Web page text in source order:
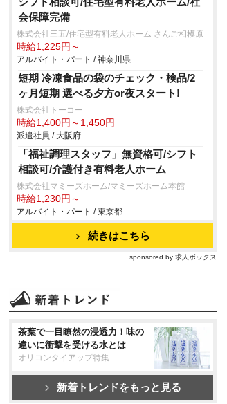
会保障完備
株式会社三五/住宅型有料老人ホーム さんご相模原
時給1,225円～
アルバイト・パート / 神奈川県
短期 冷凍食品の袋のチェック・検品/2
ヶ月短期 選べる夕方or夜スタート!
株式会社トーコー
時給1,400円～1,450円
派遣社員 / 大阪府
「福祉調理スタッフ」無資格可/シフト
相談可/介護付き有料老人ホーム
株式会社マミーズホーム/マミーズホーム本館
時給1,230円～
アルバイト・パート / 東京都
続きはこちら
sponsored by 求人ボックス
茶葉で一目瞭然の浸透力！味の
違いに衝撃を受ける水とは
オリコンタイアップ特集
新着トレンドをもっと見る